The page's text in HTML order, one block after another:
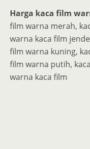
Harga kaca film
film warna merah,
warna kaca film
film warna kuning,
film warna putih,
warna kaca film